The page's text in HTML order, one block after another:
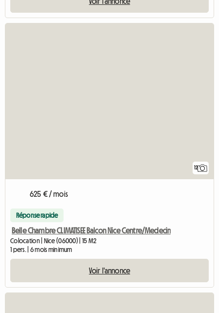
12
625 € / mois
Réponse rapide
Belle Chambre CLIMATISEE Balcon Nice Centre/Medecin
Colocation | Nice (06000) | 15 M2
1 pers. | 6 mois minimum
Voir l'annonce